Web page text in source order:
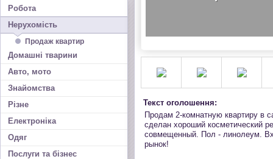
Робота
Нерухомість
Продаж квартир
Домашні тварини
Авто, мото
Знайомства
Різне
Електроніка
Одяг
Послуги та бізнес
Текст оголошення:
Продам 2-комнатную квартиру в
сделан хороший косметический
совмещенный. Пол - линолеум.
рынок!